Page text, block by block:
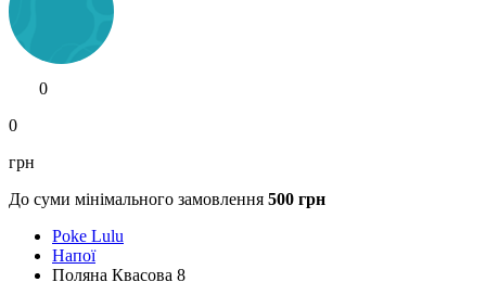
0
0
грн
До суми мінімального замовлення 500 грн
Poke Lulu
Напої
Поляна Квасова 8